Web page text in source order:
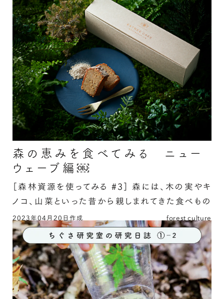
森の恵みを食べてみる ニュー
ウェーブ編￼
［森林資源を使ってみる #3］ 森には、木の実やキ
ノコ、山菜といった昔から親しまれてきた食べもの
が豊富にありますが、最近では、間伐材や竹害、獣
害といった …
2023年04月20日作成 forest culture
森の恵みを食べてみる ニューウェーブ編￼の続
きを読む